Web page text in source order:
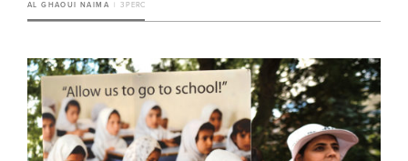
AL GHAOUI NAIMA 3 PERC